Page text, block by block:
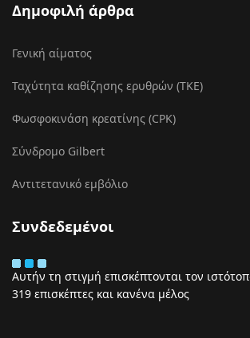
Δημοφιλή άρθρα
Γενική αίματος
Ταχύτητα καθίζησης ερυθρών (ΤΚΕ)
Φωσφοκινάση κρεατίνης (CPK)
Σύνδρομο Gilbert
Αντιτετανικό εμβόλιο
Συνδεδεμένοι
Αυτήν τη στιγμή επισκέπτονται τον
319 επισκέπτες και κανένα μέλος